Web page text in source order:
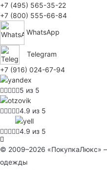
+7 (495) 565-35-22
+7 (800) 555-66-84
WhatsApp
Telegram
+7 (916) 024-67-94
5 из 5
4.9 из 5
4.9 из 5
© 2009–2026 «ПокупкаЛюкс»
одежды